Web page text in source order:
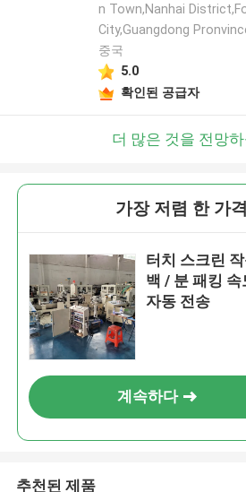
n Town,Nanhai
City,Guangdong
중국
5.0
확인된 공급자
더 많은 것을 전망
가장 저렴 한 가
터치 스크린
백 / 분 패킹
자동 전송
계속하다
추천된 제품